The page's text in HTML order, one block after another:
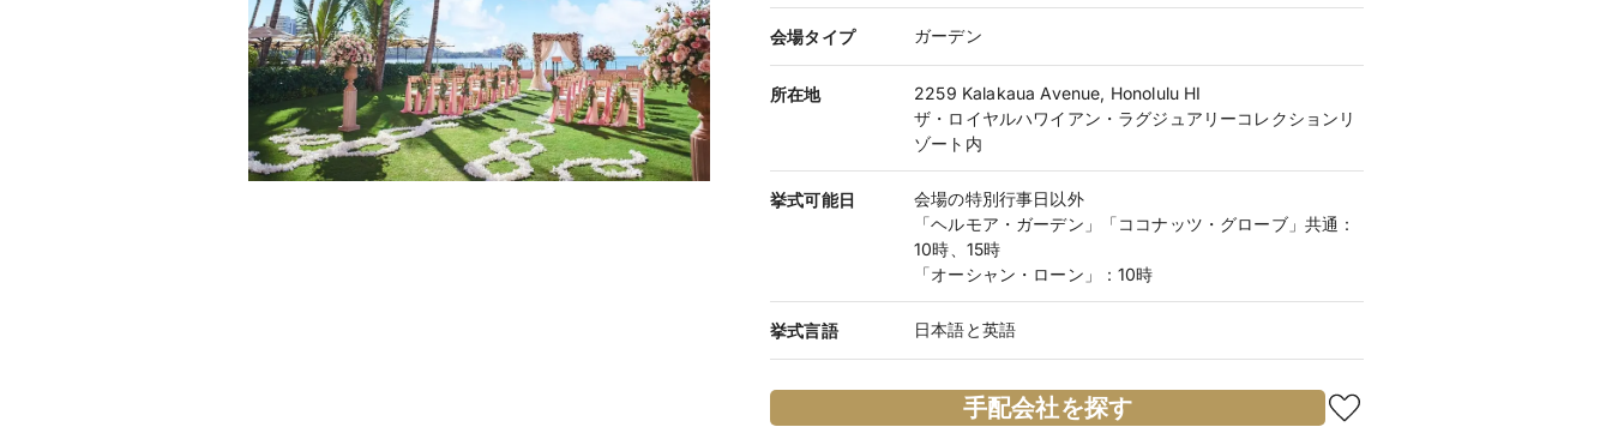
会場タイプ ガーデン
所在地
2259 Kalakaua Avenue, Honolulu HI
ザ・ロイヤルハワイアン・ラグジュアリーコレクションリ
ゾート内
挙式可能日
会場の特別行事日以外
「ヘルモア・ガーデン」「ココナッツ・グローブ」共通：
10時、15時
「オーシャン・ローン」：10時
挙式言語 日本語と英語
手配会社を探す